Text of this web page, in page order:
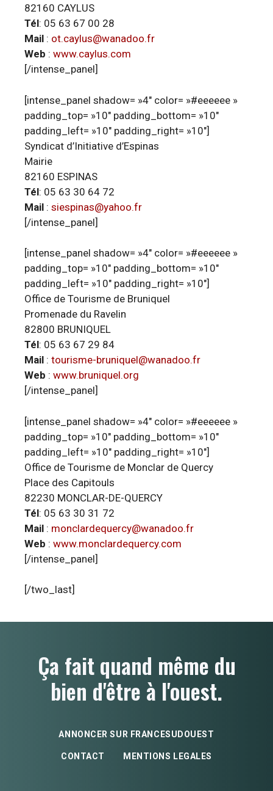
82160 CAYLUS
Tél: 05 63 67 00 28
Mail : ot.caylus@wanadoo.fr
Web : www.caylus.com
[/intense_panel]
[intense_panel shadow= »4″ color= »#eeeeee »
padding_top= »10″ padding_bottom= »10″
padding_left= »10″ padding_right= »10″]
Syndicat d’Initiative d’Espinas
Mairie
82160 ESPINAS
Tél: 05 63 30 64 72
Mail : siespinas@yahoo.fr
[/intense_panel]
[intense_panel shadow= »4″ color= »#eeeeee »
padding_top= »10″ padding_bottom= »10″
padding_left= »10″ padding_right= »10″]
Office de Tourisme de Bruniquel
Promenade du Ravelin
82800 BRUNIQUEL
Tél: 05 63 67 29 84
Mail : tourisme-bruniquel@wanadoo.fr
Web : www.bruniquel.org
[/intense_panel]
[intense_panel shadow= »4″ color= »#eeeeee »
padding_top= »10″ padding_bottom= »10″
padding_left= »10″ padding_right= »10″]
Office de Tourisme de Monclar de Quercy
Place des Capitouls
82230 MONCLAR-DE-QUERCY
Tél: 05 63 30 31 72
Mail : monclardequercy@wanadoo.fr
Web : www.monclardequercy.com
[/intense_panel]
[/two_last]
Ça fait quand même du
bien d'être à l'ouest.
ANNONCER SUR FRANCESUDOUEST
CONTACT MENTIONS LEGALES